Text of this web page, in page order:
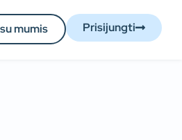
mumis Prisijungti